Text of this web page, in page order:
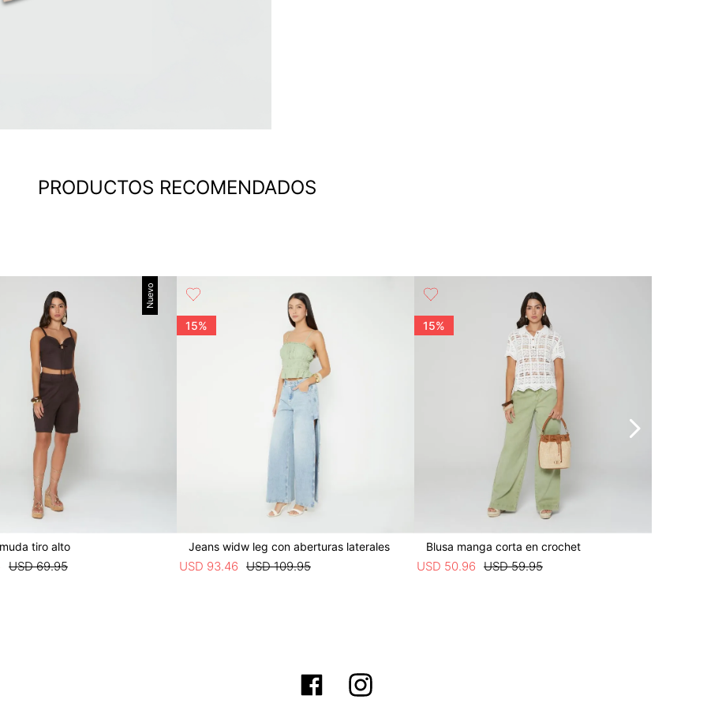
PRODUCTOS RECOMENDADOS
Nuevo
tiro alto
USD 69.95
15%
Jeans widw leg con aberturas laterales
USD 109.95
USD 93.46
15%
Blusa manga corta en crochet
USD 59.95
USD 50.96